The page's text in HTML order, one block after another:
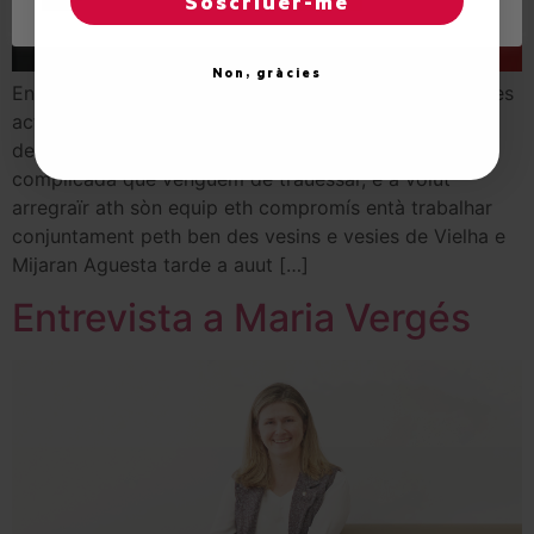
Ena sua intervencion, Serrano a destacat es nombroses
actuacions amiades a tèrme enes darrèri quate ans, a
despièch dera situacion sanitària e sociau tant
complicada que venguem de trauessar, e a volut
arregraïr ath sòn equip eth compromís entà trabalhar
conjuntament peth ben des vesins e vesies de Vielha e
Mijaran Aguesta tarde a auut […]
Entrevista a Maria Vergés
Non, gràcies